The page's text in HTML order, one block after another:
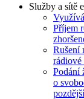
Služby a sítě
Příjem
Rušení
Podání
o